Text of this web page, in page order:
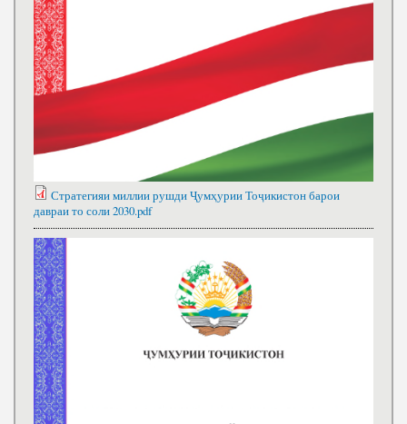
Стратегияи миллии рушди Ҷумҳурии Тоҷикистон барои
давраи то соли 2030.pdf